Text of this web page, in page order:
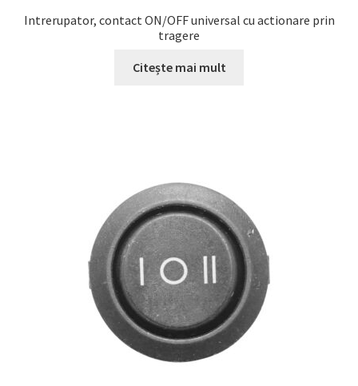
Intrerupator, contact ON/OFF universal cu actionare prin
tragere
Citește mai mult